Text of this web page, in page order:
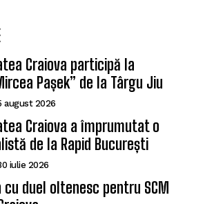
Craiova participă la
Pașek” de la Târgu Jiu
august 2026
Craiova a împrumutat o
de la Rapid București
iulie 2026
duel oltenesc pentru SCM